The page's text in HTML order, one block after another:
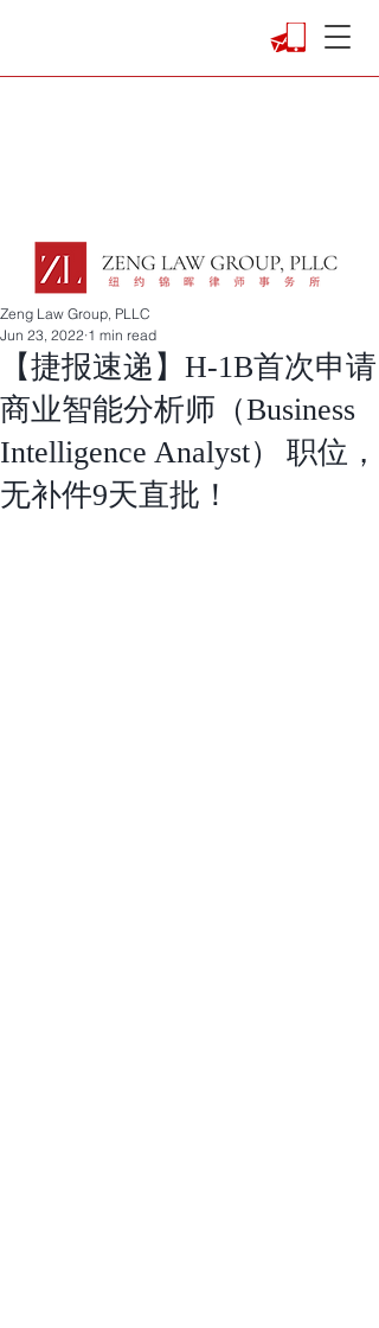
【捷报速递】H-1B首次申请
商业智能分析师（Business
Intelligence Analyst） 职位，
无补件9天直批！
Zeng Law Group, PLLC
Jun 23, 2022 1 min read